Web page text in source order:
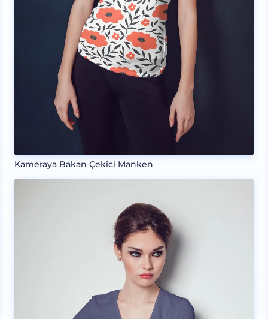
Kameraya Bakan Çekici Manken